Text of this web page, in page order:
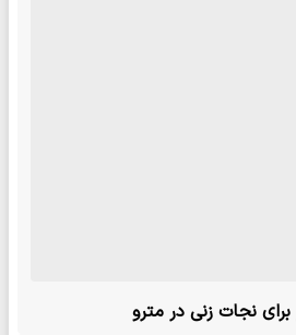
نجات زنی در مترو